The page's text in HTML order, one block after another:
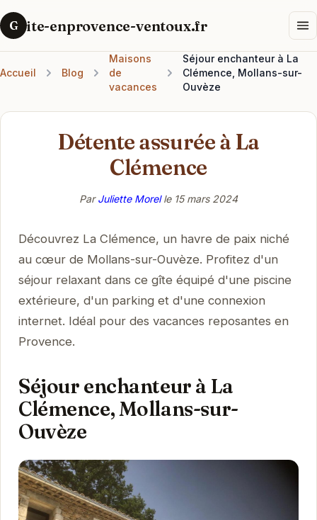
G ite-enprovence-ventoux.fr
Accueil Blog
Maisons
de
vacances
Séjour enchanteur à La
Clémence, Mollans-sur-
Ouvèze
Détente assurée à La
Clémence
ParJuliette Morelle 15 mars 2024
Découvrez La Clémence, un havre de paix niché
au cœur de Mollans-sur-Ouvèze. Profitez d'un
séjour relaxant dans ce gîte équipé d'une piscine
extérieure, d'un parking et d'une connexion
internet. Idéal pour des vacances reposantes en
Provence.
Séjour enchanteur à La
Clémence, Mollans-sur-
Ouvèze